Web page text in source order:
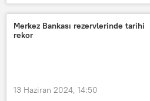
Eczane
Euro euro/TL
Merkez Bankası rezervlerinde tarihi
rekor
13 Haziran 2024, 14:50